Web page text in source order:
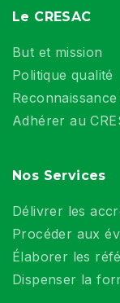
Le CRESAC
But et mission
Politique qualité
Adhérer au
Nos Services
Délivrer les
Procéder aux
Élaborer les
Dispenser la